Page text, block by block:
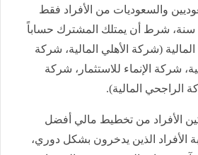
والسعوديات من الأفراد فقط
ممن هم فوق عمر 18 سنة، شرط أن يمتلك المشترك حساباً
(شركة الأهلي المالية، شركة
شركة الإنماء للاستثمار، شركة
الراجحي المالية).
الأفراد من تخطيط مالي أفضل
الأفراد الذين يدخرون بشكل دوري،